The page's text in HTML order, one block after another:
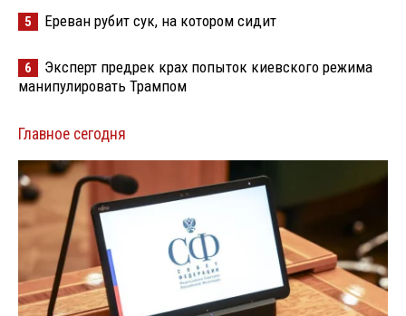
5 Ереван рубит сук, на котором сидит
6
Эксперт предрек крах попыток киевского режима
манипулировать Трампом
Главное сегодня